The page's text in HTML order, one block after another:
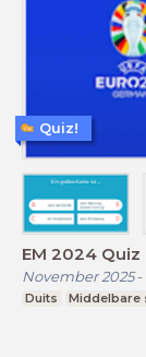
EM 2024
November 2025-
Duits Middelbare
Quiz!